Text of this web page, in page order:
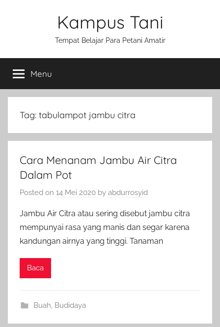
Kampus Tani
Tempat Belajar Para Petani Amatir
Menu
Tag: tabulampot jambu citra
Cara Menanam Jambu Air Citra
Dalam Pot
Posted on 14 Mei 2020 by abdurrosyid
Jambu Air Citra atau sering disebut jambu citra
mempunyai rasa yang manis dan segar karena
kandungan airnya yang tinggi. Tanaman
Baca
Buah Budidaya